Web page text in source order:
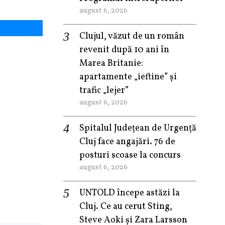
august 6, 2026
Clujul, văzut de un român
revenit după 10 ani în
Marea Britanie:
apartamente „ieftine” și
trafic „lejer”
august 6, 2026
Spitalul Județean de Urgență
Cluj face angajări. 76 de
posturi scoase la concurs
august 6, 2026
UNTOLD începe astăzi la
Cluj. Ce au cerut Sting,
Steve Aoki și Zara Larsson